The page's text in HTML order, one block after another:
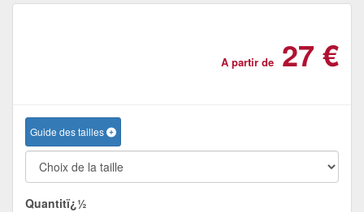
A partir de 27 €
Guide des tailles
Quantitï¿½